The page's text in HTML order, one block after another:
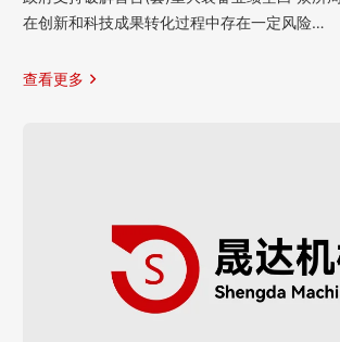
在创新和科技成果转化过程中存在一定风险…
查看更多